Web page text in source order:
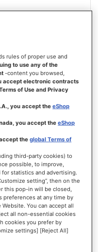
rules of proper use and
to use any of the
-content you browsed,
accept electronic contracts
of Use and Privacy
you accept theeShop
you accept theeShop
theglobal Terms of
third-party cookies) to
possible, to improve,
statistics and advertising.
setting”, then on the
this pop-in will be closed,
preferences at any time by
You can accept all
all non-essential cookies
cookies you prefer by
settings] [Reject All]